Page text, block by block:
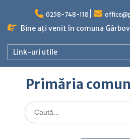
content
0258-748-118
Bine ați venit în comuna
Link-uri utile
Primăria
Caută
for: